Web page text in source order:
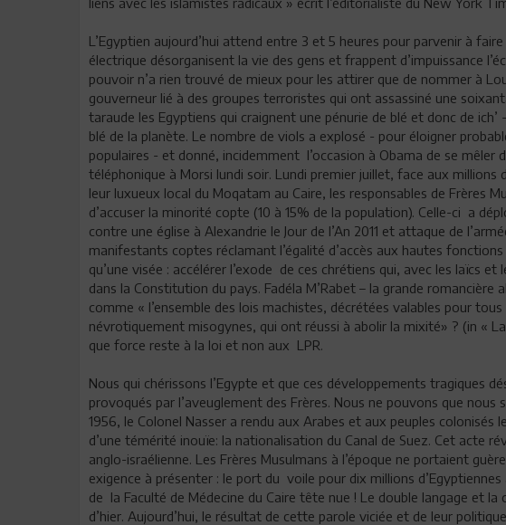
L’Egyptien aujourd’hui attend entre 3 et 5 heures pour parvenir à
électrique désorganisent la vie des gens et frappent d’impuissance
pouvoir n’a rien trouvé de mieux pour les attirer que de nommer à
gouverneur lié à des groupes terroristes qui ont assassiné une
taraude les Egyptiens qui craignent une pénurie de blé et donc de
blé de la planète. Le nombre de viols a explosé - pour éloigner
populaires - et donné, incidemment l’occasion à Obama de se mêler
téléphonique à Morsi lundi soir. Lundi premier juillet, face aux
leur luxueux local du Moqatam au Caire, les responsables de Frères
d’accuser la minorité copte (10 à 15% de la population). Celle-ci a
contre une église à Alexandrie le Jour de l’An 2011 et attaque de
manifestants coptes réclamant l’égalité d’accès aux hautes
qu’une visée : accélérer l’exode de ces chrétiens qui, avec les laïcs
dans la Constitution du pays. Fadéla M’Rabet – la grande romancière
comme « l’ensemble des lois machistes, décrétées valables pour
névrotiquement misogynes, qui ont réussi à abolir la mixité» ? (in «
que force reste à la loi et non aux LPR.
Nous qui chérissons l’Egypte et que ces développements tragiques
provoqués par l’aveuglement des Frères. Nous ne pouvons que nous
1956, le Colonel Nasser a rendu aux Arabes et aux peuples colonisés
d’une témérité inouïe: la nationalisation du Canal de Suez. Cet acte
anglo-israélienne. Les Frères Musulmans à l’époque ne portaient
exigence à présenter : le port du voile pour dix millions
de la Faculté de Médecine du Caire tête nue ! Le double langage et
d’hier. Aujourd’hui, le résultat de cette parole viciée et de leur